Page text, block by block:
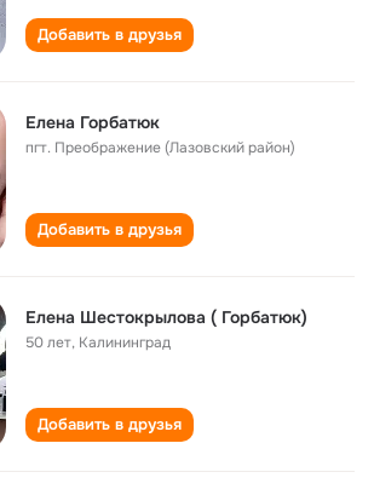
Добавить в друзья
Елена Горбатюк
пгт. Преображение (Лазовский район)
Добавить в друзья
Елена Шестокрылова ( Горбатюк)
50 лет, Калининград
Добавить в друзья